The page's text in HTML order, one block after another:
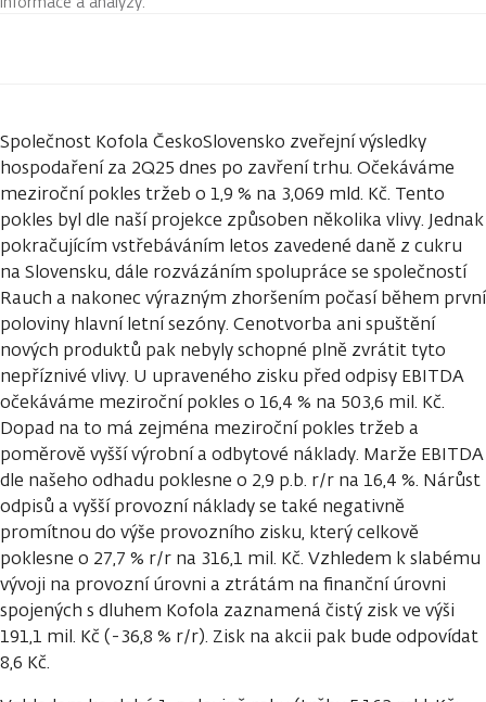
Společnost Kofola ČeskoSlovensko zveřejní výsledky
hospodaření za 2Q25 dnes po zavření trhu. Očekáváme
meziroční pokles tržeb o 1,9 % na 3,069 mld. Kč. Tento
pokles byl dle naší projekce způsoben několika vlivy. Jednak
pokračujícím vstřebáváním letos zavedené daně z cukru
na Slovensku, dále rozvázáním spolupráce se společností
Rauch a nakonec výrazným zhoršením počasí během první
poloviny hlavní letní sezóny. Cenotvorba ani spuštění
nových produktů pak nebyly schopné plně zvrátit tyto
nepříznivé vlivy. U upraveného zisku před odpisy EBITDA
očekáváme meziroční pokles o 16,4 % na 503,6 mil. Kč.
Dopad na to má zejména meziroční pokles tržeb a
poměrově vyšší výrobní a odbytové náklady. Marže EBITDA
dle našeho odhadu poklesne o 2,9 p.b. r/r na 16,4 %. Nárůst
odpisů a vyšší provozní náklady se také negativně
promítnou do výše provozního zisku, který celkově
poklesne o 27,7 % r/r na 316,1 mil. Kč. Vzhledem k slabému
vývoji na provozní úrovni a ztrátám na finanční úrovni
spojených s dluhem Kofola zaznamená čistý zisk ve výši
191,1 mil. Kč (-36,8 % r/r). Zisk na akcii pak bude odpovídat
8,6 Kč.